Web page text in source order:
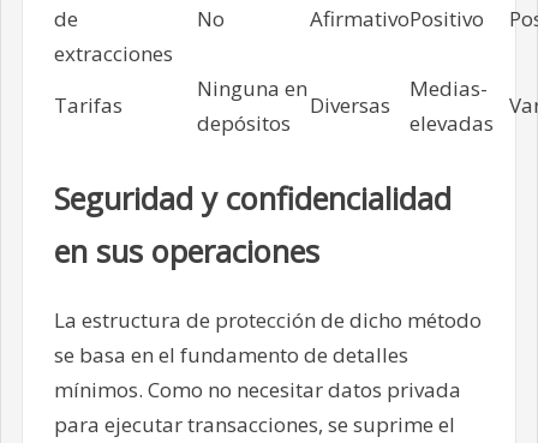
de
extracciones
No AfirmativoPositivo
Tarifas
Ninguna en
depósitos
Diversas
Medias-
elevadas
Seguridad y confidencialidad
en sus operaciones
La estructura de protección de dicho método
se basa en el fundamento de detalles
mínimos. Como no necesitar datos privada
para ejecutar transacciones, se suprime el